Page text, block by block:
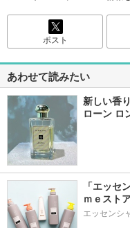
ポスト
あわせて読みたい
新しい香
ローン ロ
「エッセ
ｍｅスト
エッセンシ